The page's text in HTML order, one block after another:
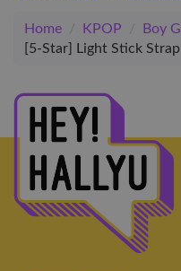
Home / KPOP / Boy
[5-Star] Light Stick